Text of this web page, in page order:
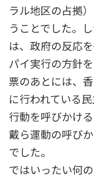
ラル地区の占拠
うことでした。
は、政府の反応
パイ実行の方針
票のあとには、
に行われている
行動を呼びかけ
戴ら運動の呼び
でした。
ではいったい何